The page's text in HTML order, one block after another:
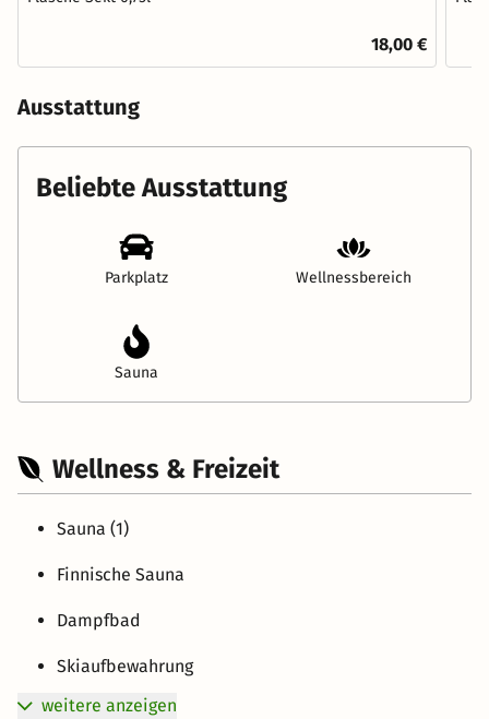
18,00 €
Ausstattung
Beliebte Ausstattung
Parkplatz Wellnessbereich
Sauna
Wellness & Freizeit
Sauna (1)
Finnische Sauna
Dampfbad
Skiaufbewahrung
weitere anzeigen